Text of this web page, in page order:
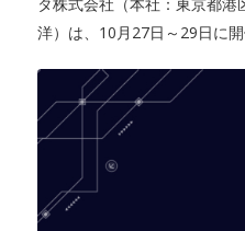
洋）は、10月27日～29日に